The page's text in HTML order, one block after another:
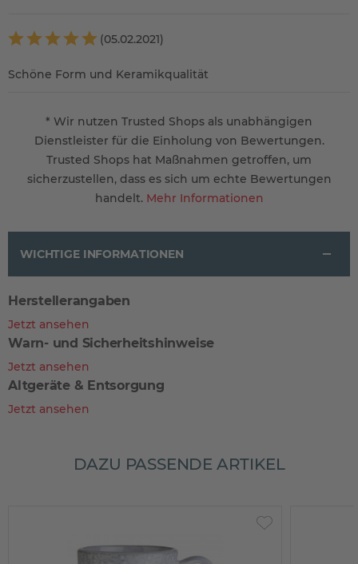
(05.02.2021)
Schöne Form und Keramikqualität
* Wir nutzen Trusted Shops als unabhängigen
Dienstleister für die Einholung von Bewertungen.
Trusted Shops hat Maßnahmen getroffen, um
sicherzustellen, dass es sich um echte Bewertungen
handelt. Mehr Informationen
WICHTIGE INFORMATIONEN
Herstellerangaben
Jetzt ansehen
Warn- und Sicherheitshinweise
Jetzt ansehen
Altgeräte & Entsorgung
Jetzt ansehen
DAZU PASSENDE ARTIKEL